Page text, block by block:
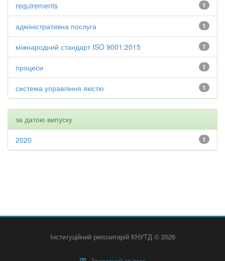
1
requirements
1
адміністративна послуга
1
міжнародний стандарт ISO 9001:2015
1
процеси
1
система управління якістю
за датою випуску
1
2020
Інституційний репозитарій КНУТД © 2026